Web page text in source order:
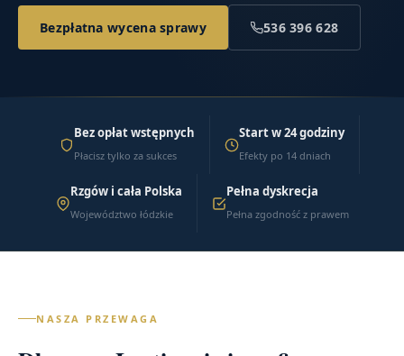
Bezpłatna wycena sprawy 536 396 628
Bez opłat wstępnych
Płacisz tylko za sukces
Start w 24 godziny
Efekty po 14 dniach
Rzgów i cała Polska
Województwo łódzkie
Pełna dyskrecja
Pełna zgodność z prawem
NASZA PRZEWAGA